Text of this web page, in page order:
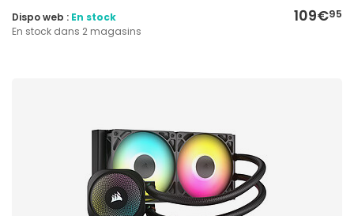
109€95
Dispo web : En stock
En stock dans 2 magasins